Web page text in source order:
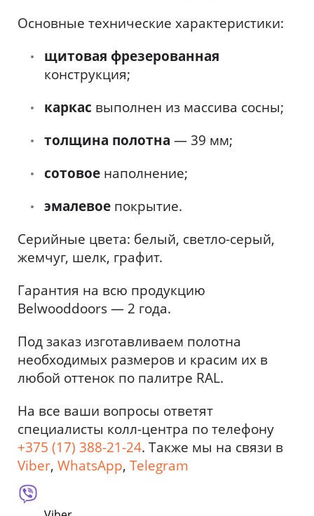
Основные технические характеристики:
щитовая фрезерованная
конструкция;
каркас выполнен из массива сосны;
толщина полотна — 39 мм;
сотовое наполнение;
эмалевое покрытие.
Серийные цвета: белый, светло-серый,
жемчуг, шелк, графит.
Гарантия на всю продукцию
Belwooddoors — 2 года.
Под заказ изготавливаем полотна
необходимых размеров и красим их в
любой оттенок по палитре RAL.
На все ваши вопросы ответят
специалисты колл-центра по телефону
+375 (17) 388-21-24. Также мы на связи в
Viber, WhatsApp, Telegram